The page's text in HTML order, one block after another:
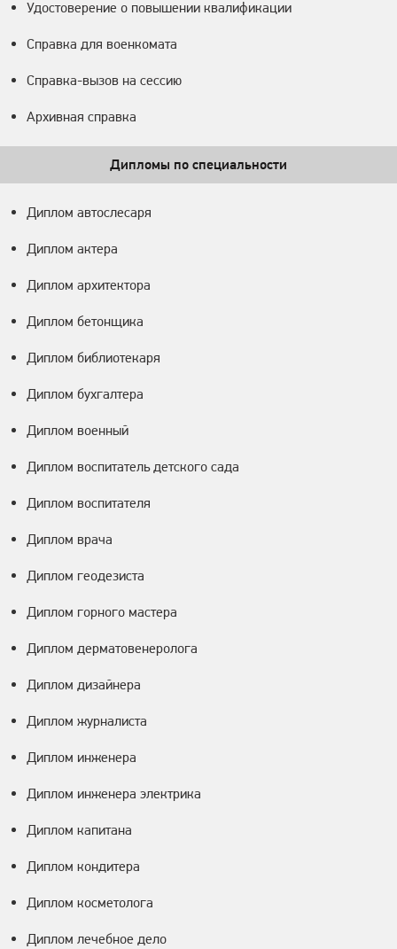
Удостоверение о повышении квалификации
Справка для военкомата
Справка-вызов на сессию
Архивная справка
Дипломы по специальности
Диплом автослесаря
Диплом актера
Диплом архитектора
Диплом бетонщика
Диплом библиотекаря
Диплом бухгалтера
Диплом военный
Диплом воспитатель детского сада
Диплом воспитателя
Диплом врача
Диплом геодезиста
Диплом горного мастера
Диплом дерматовенеролога
Диплом дизайнера
Диплом журналиста
Диплом инженера
Диплом инженера электрика
Диплом капитана
Диплом кондитера
Диплом косметолога
Диплом лечебное дело